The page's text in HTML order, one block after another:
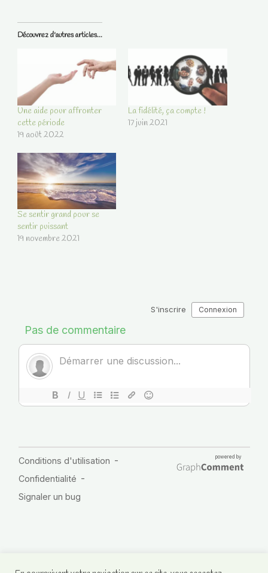
Découvrez d'autres articles...
Une aide pour affronter
cette période
19 août 2022
La fidélité, ça compte !
17 juin 2021
Se sentir grand pour se
sentir puissant
19 novembre 2021